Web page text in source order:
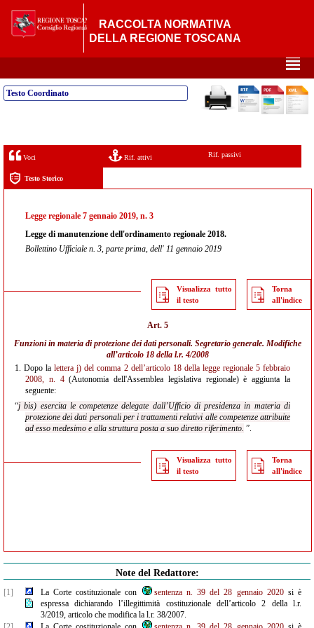
RACCOLTA NORMATIVA
DELLA REGIONE TOSCANA
²
Testo Coordinato
Voci Rif. attivi Rif. passivi
Testo Storico
Legge regionale 7 gennaio 2019, n. 3
Legge di manutenzione dell'ordinamento regionale 2018.
Bollettino Ufficiale n. 3, parte prima, dell' 11 gennaio 2019
Visualizza tutto
il testo
Torna
all'indice
Art. 5
Funzioni in materia di protezione dei dati personali. Segretario generale. Modifiche
all’articolo 18 della l.r. 4/2008
1. Dopo lalettera j) del comma 2 dell’articolo 18 della legge regionale 5 febbraio
2008, n. 4(Autonomia dell'Assemblea legislativa regionale) è aggiunta la
seguente:
“j bis) esercita le competenze delegate dall’Ufficio di presidenza in materia di
protezione dei dati personali per i trattamenti relativi alle competenze attribuite
ad esso medesimo e alla struttura posta a suo diretto riferimento. ”.
Visualizza tutto
il testo
Torna
all'indice
Note del Redattore:
[1] La Corte costituzionale con sentenza n. 39 del 28 gennaio 2020si è
espressa dichiarando l’illegittimità costituzionale dell’articolo 2 della l.r.
3/2019, articolo che modifica la l.r. 38/2007.